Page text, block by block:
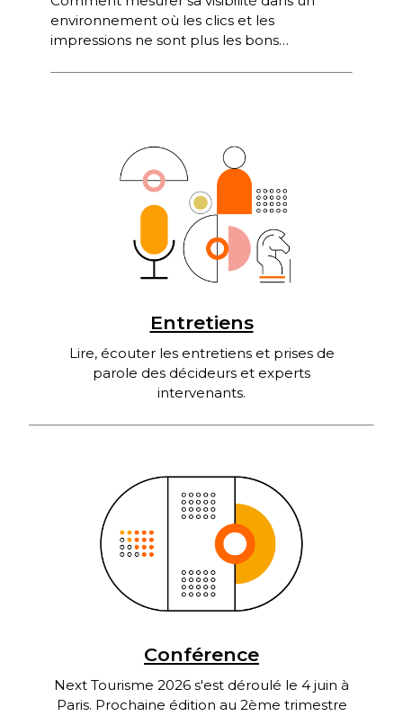
environnement où les clics et les
impressions ne sont plus les bons
Entretiens
Lire, écouter les entretiens et prises de
parole des décideurs et experts
intervenants.
Conférence
Next Tourisme 2026 s'est déroulé le 4 juin à
Paris. Prochaine édition au 2ème trimestre